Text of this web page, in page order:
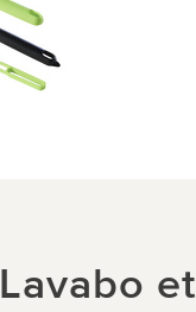
Lavabo